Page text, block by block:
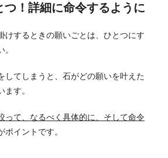
つ！詳細に命令するように
けするときの願いごとは、ひとつにす
してしまうと、石がどの願いを叶えた
ます。
って、なるべく具体的に、そして命令
ポイントです。